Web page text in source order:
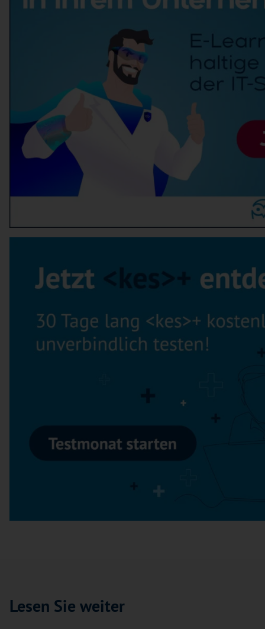
Lesen Sie weiter